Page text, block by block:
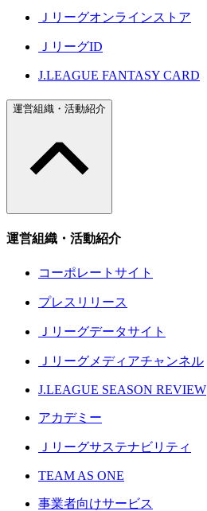
Ｊリーグオンラインストア
ＪリーグID
J.LEAGUE FANTASY CARD
運営組織・活動紹介
運営組織・活動紹介
コーポレートサイト
プレスリリース
Ｊリーグデータサイト
Ｊリーグメディアチャンネル
J.LEAGUE SEASON REVIEW
アカデミー
Ｊリーグサステナビリティ
TEAM AS ONE
事業者向けサービス